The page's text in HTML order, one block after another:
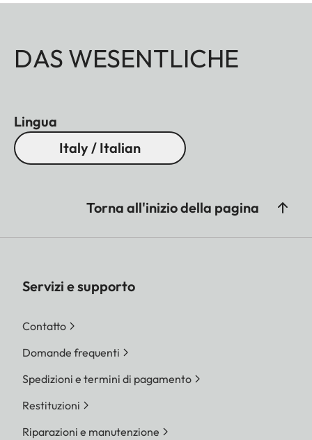
DAS WESENTLICHE
Lingua
Italy / Italian
Torna all'inizio della pagina
Servizi e supporto
Contatto
Domande frequenti
Spedizioni e termini di pagamento
Restituzioni
Riparazioni e manutenzione